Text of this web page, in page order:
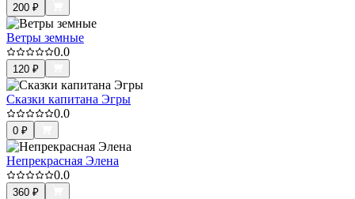
200 ₽
Ветры земные
0.0
120 ₽
Сказки капитана Эгры
0.0
0 ₽
Непрекрасная Элена
0.0
360 ₽